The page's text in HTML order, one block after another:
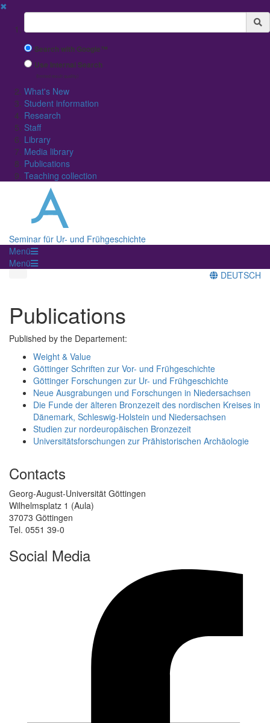
✖
Suchbegriff
Search with Google™
Use Internal Search
(limited result quality)
What's New
Student information
Research
Staff
Library
Media library
Publications
Teaching collection
Seminar für Ur- und Frühgeschichte
Menü
Menü
DEUTSCH
Publications
Published by the Departement:
Weight & Value
Göttinger Schriften zur Vor- und Frühgeschichte
Göttinger Forschungen zur Ur- und Frühgeschichte
Neue Ausgrabungen und Forschungen in Niedersachsen
Die Funde der älteren Bronzezeit des nordischen Kreises in
Dänemark, Schleswig-Holstein und Niedersachsen
Studien zur nordeuropäischen Bronzezeit
Universitätsforschungen zur Prähistorischen Archäologie
Contacts
Georg-August-Universität Göttingen
Wilhelmsplatz 1 (Aula)
37073 Göttingen
Tel. 0551 39-0
Social Media